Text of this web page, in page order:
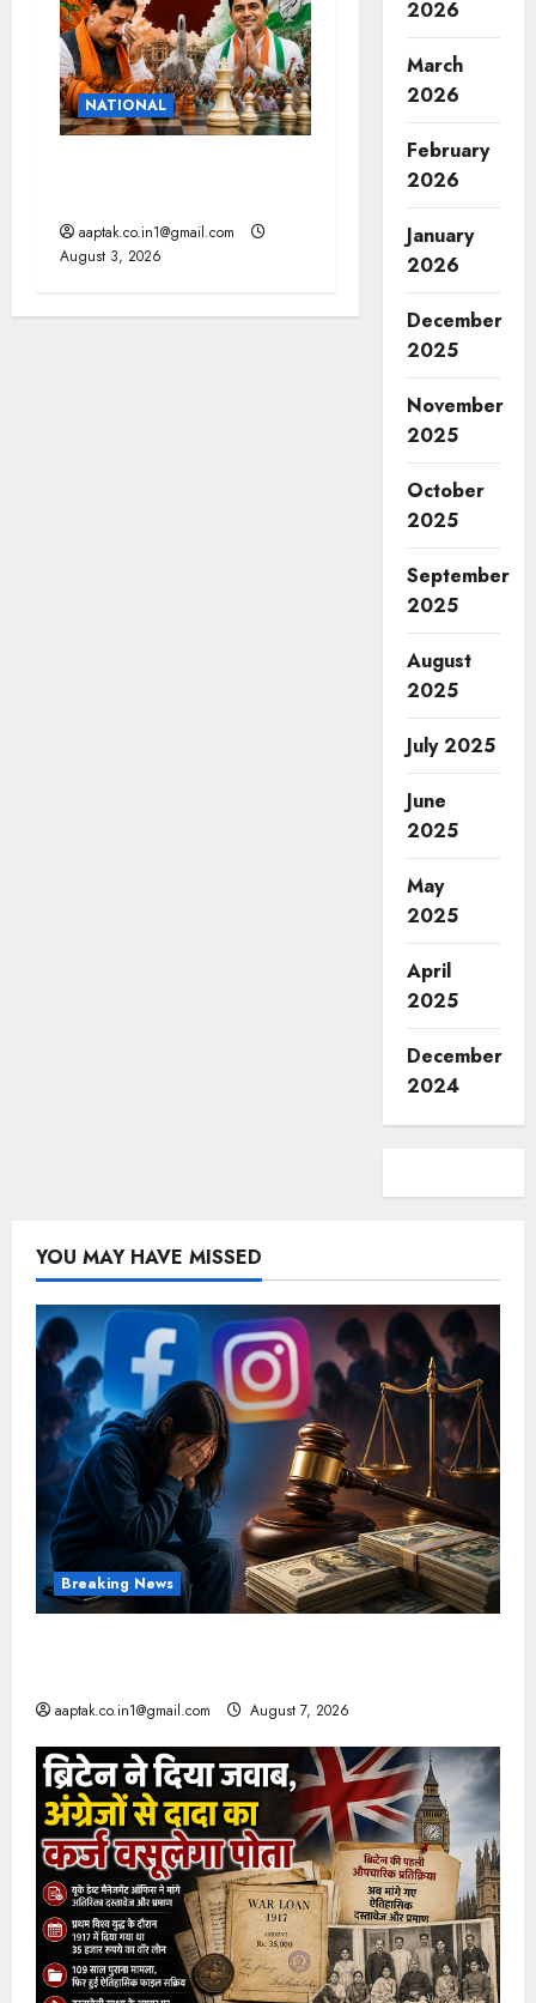
NATIONAL
aaptak.co.in1@gmail.com
August 3, 2026
2026
March
2026
February
2026
January
2026
December
2025
November
2025
October
2025
September
2025
August
2025
July 2025
June
2025
May
2025
April
2025
December
2024
YOU MAY HAVE MISSED
Breaking News
aaptak.co.in1@gmail.com August 7, 2026